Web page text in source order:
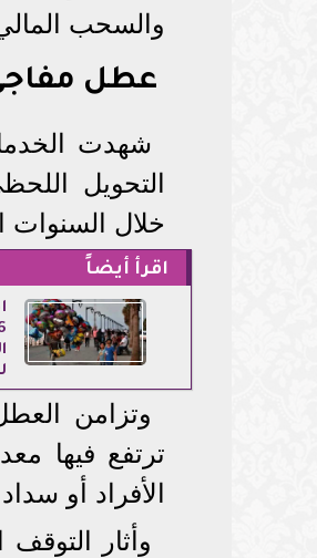
والسحب
عطل
شهدت
خلال السنوات
اقرأ أيضاً
وتزامن
ترتفع فيها
الأفراد أو
وأثار